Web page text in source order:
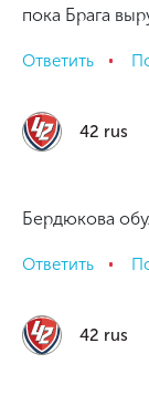
пока Брага
Ответить
42 rus
Бердюкова
Ответить
42 rus